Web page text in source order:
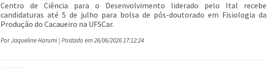
Centro de Ciência para o Desenvolvimento liderado pelo Ital recebe
candidaturas até 5 de julho para bolsa de pós-doutorado em Fisiologia da
Produção do Cacaueiro na UFSCar.
Por Jaqueline Harumi | Postado em 26/06/2026 17:12:24